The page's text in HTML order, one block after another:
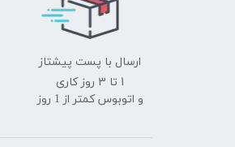
ارسال با پست پیشتاز
​​​​​​​1 تا 3 روز کاری
و اتوبوس کمتر از 1 روز